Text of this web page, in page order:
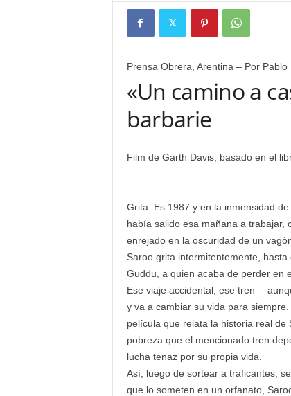
Prensa Obrera, Arentina – Por Pablo
«Un camino a
barbarie
Film de Garth Davis, basado en el
Grita. Es 1987 y en la inmensidad
había salido esa mañana a
enrejado en la oscuridad de un
Saroo grita intermitentemente,
Guddu, a quien acaba de perder en
Ese viaje accidental, ese tren
y va a cambiar su vida para
película que relata la historia real de
pobreza que el mencionado tren
lucha tenaz por su propia vida.
Así, luego de sortear a traficantes,
que lo someten en un orfanato,